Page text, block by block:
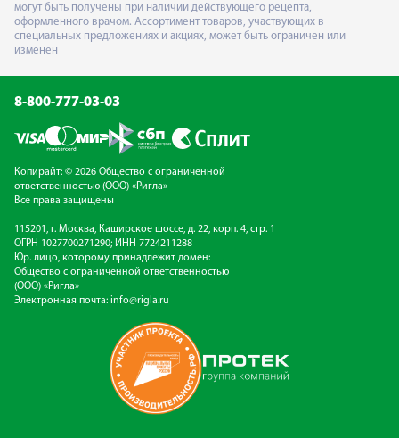
могут быть получены при наличии действующего рецепта,
оформленного врачом. Ассортимент товаров, участвующих в
специальных предложениях и акциях, может быть ограничен или
изменен
8-800-777-03-03
Копирайт: © 2026 Общество с ограниченной
ответственностью (ООО) «Ригла»
Все права защищены
115201, г. Москва, Каширское шоссе, д. 22, корп. 4, стр. 1
ОГРН 1027700271290; ИНН 7724211288
Юр. лицо, которому принадлежит домен:
Общество с ограниченной ответственностью
(ООО) «Ригла»
Электронная почта: info@rigla.ru